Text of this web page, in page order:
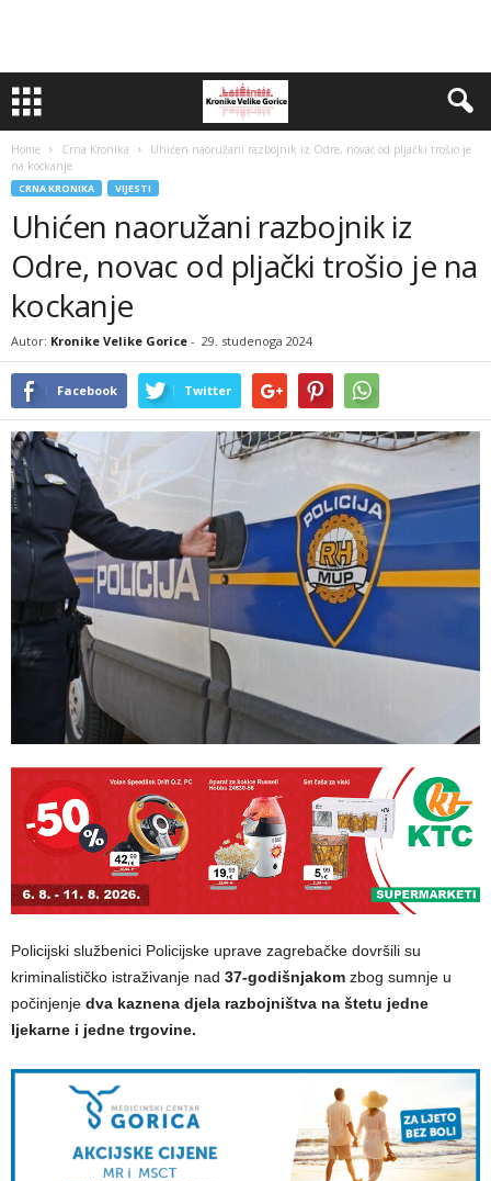
Home Crna Kronika
Uhićen naoružani razbojnik iz Odre, novac od pljački trošio je
na kockanje
CRNA KRONIKA VIJESTI
Uhićen naoružani razbojnik iz
Odre, novac od pljački trošio je na
kockanje
Autor: Kronike Velike Gorice - 29. studenoga 2024
Facebook Twitter
Policijski službenici Policijske uprave zagrebačke dovršili su
kriminalističko istraživanje nad 37-godišnjakom zbog sumnje u
počinjenje dva kaznena djela razbojništva na štetu jedne
ljekarne i jedne trgovine.